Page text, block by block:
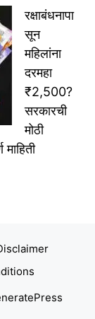
रक्षाबंधनापा
सून
महिलांना
दरमहा
₹2,500?
सरकारची
मोठी